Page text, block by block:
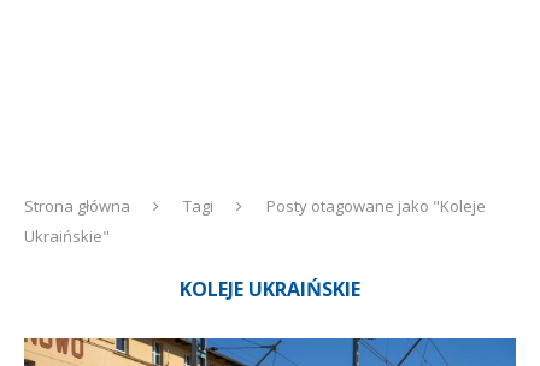
Strona główna Tagi
Posty otagowane jako "Koleje
Ukraińskie"
KOLEJE UKRAIŃSKIE